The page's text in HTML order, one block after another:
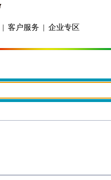
| 客户服务 | 企业专区